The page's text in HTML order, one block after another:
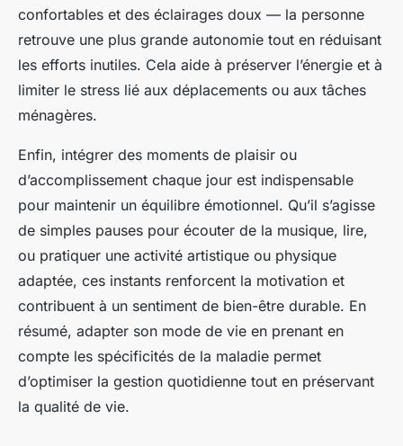
confortables et des éclairages doux — la personne
retrouve une plus grande autonomie tout en réduisant
les efforts inutiles. Cela aide à préserver l’énergie et à
limiter le stress lié aux déplacements ou aux tâches
ménagères.
Enfin, intégrer des moments de plaisir ou
d’accomplissement chaque jour est indispensable
pour maintenir un équilibre émotionnel. Qu’il s’agisse
de simples pauses pour écouter de la musique, lire,
ou pratiquer une activité artistique ou physique
adaptée, ces instants renforcent la motivation et
contribuent à un sentiment de bien-être durable. En
résumé, adapter son mode de vie en prenant en
compte les spécificités de la maladie permet
d’optimiser la gestion quotidienne tout en préservant
la qualité de vie.